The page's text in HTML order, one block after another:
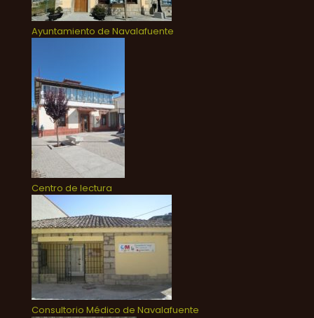
Ayuntamiento de Navalafuente
Centro de lectura
Consultorio Médico de Navalafuente